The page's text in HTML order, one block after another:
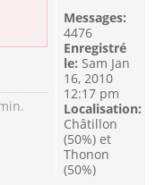
Messages:
4476
Enregistré
le: Sam Jan
16, 2010
12:17 pm
Localisation:
Châtillon
(50%) et
Thonon
(50%)